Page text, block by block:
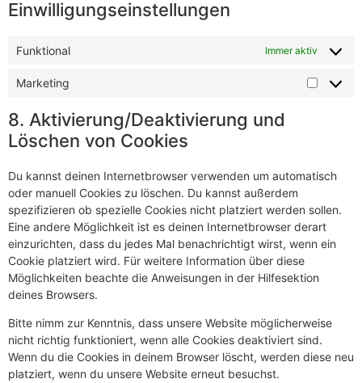
Einwilligungseinstellungen
Funktional Immer aktiv
Marketing
8. Aktivierung/Deaktivierung und
Löschen von Cookies
Du kannst deinen Internetbrowser verwenden um automatisch
oder manuell Cookies zu löschen. Du kannst außerdem
spezifizieren ob spezielle Cookies nicht platziert werden sollen.
Eine andere Möglichkeit ist es deinen Internetbrowser derart
einzurichten, dass du jedes Mal benachrichtigt wirst, wenn ein
Cookie platziert wird. Für weitere Information über diese
Möglichkeiten beachte die Anweisungen in der Hilfesektion
deines Browsers.
Bitte nimm zur Kenntnis, dass unsere Website möglicherweise
nicht richtig funktioniert, wenn alle Cookies deaktiviert sind.
Wenn du die Cookies in deinem Browser löscht, werden diese neu
platziert, wenn du unsere Website erneut besuchst.